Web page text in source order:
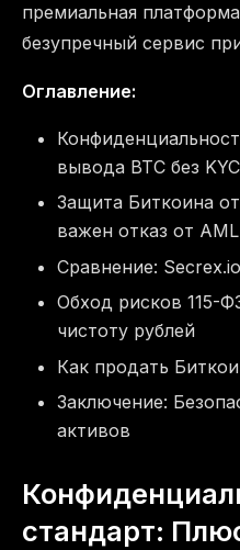
премиальная платформа
безупречный сервис
Оглавление:
вывода BTC без KYC
Защита Биткоина
важен отказ от AML
Сравнение:
Обход рисков 115-
чистоту рублей
Как продать
Заключение:
активов
стандарт: